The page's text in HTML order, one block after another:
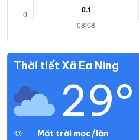
Thời tiết Xã Ea Ning
29°
Mặt trời mọc/lặn